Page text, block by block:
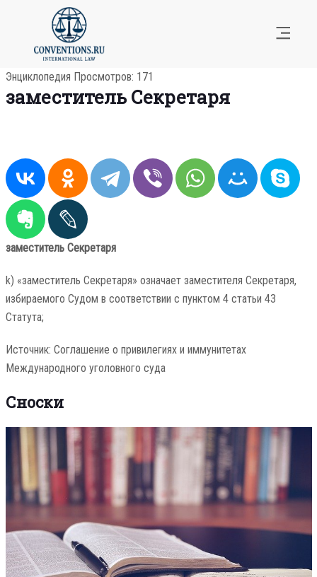
Энциклопедия Просмотров: 171
заместитель Секретаря
заместитель Секретаря
k) «заместитель Секретаря» означает заместителя Секретаря,
избираемого Судом в соответствии с пунктом 4 статьи 43
Статута;
Источник: Соглашение о привилегиях и иммунитетах
Международного уголовного суда
Сноски